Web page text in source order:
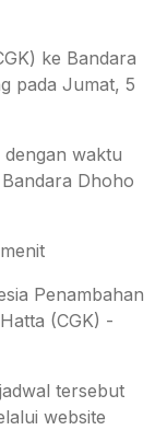
ke Bandara
pada Jumat, 5
waktu
Dhoho
Penambahan
(CGK) -
tersebut
website